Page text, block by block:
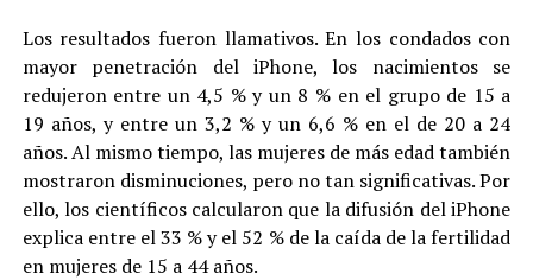
Los resultados fueron llamativos. En los condados con
mayor penetración del iPhone, los nacimientos se
redujeron entre un 4,5 % y un 8 % en el grupo de 15 a
19 años, y entre un 3,2 % y un 6,6 % en el de 20 a 24
años. Al mismo tiempo, las mujeres de más edad también
mostraron disminuciones, pero no tan significativas. Por
ello, los científicos calcularon que la difusión del iPhone
explica entre el 33 % y el 52 % de la caída de la fertilidad
en mujeres de 15 a 44 años.